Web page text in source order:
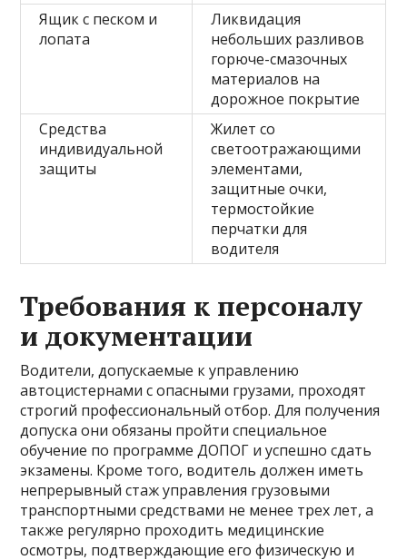
Ящик с песком и
лопата
Ликвидация
небольших разливов
горюче-смазочных
материалов на
дорожное покрытие
Средства
индивидуальной
защиты
Жилет со
светоотражающими
элементами,
защитные очки,
термостойкие
перчатки для
водителя
Требования к персоналу
и документации
Водители, допускаемые к управлению
автоцистернами с опасными грузами, проходят
строгий профессиональный отбор. Для получения
допуска они обязаны пройти специальное
обучение по программе ДОПОГ и успешно сдать
экзамены. Кроме того, водитель должен иметь
непрерывный стаж управления грузовыми
транспортными средствами не менее трех лет, а
также регулярно проходить медицинские
осмотры, подтверждающие его физическую и